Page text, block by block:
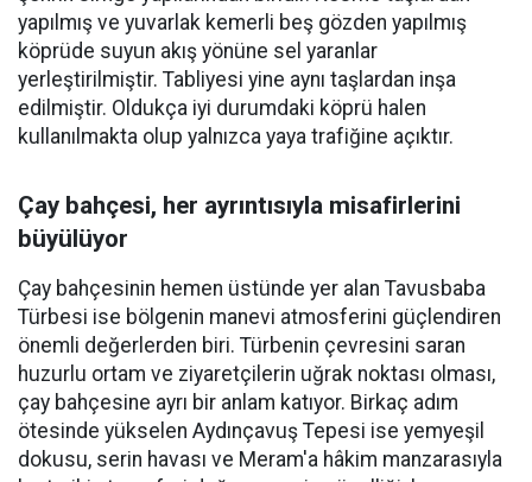
yapılmış ve yuvarlak kemerli beş gözden yapılmış
köprüde suyun akış yönüne sel yaranlar
yerleştirilmiştir. Tabliyesi yine aynı taşlardan inşa
edilmiştir. Oldukça iyi durumdaki köprü halen
kullanılmakta olup yalnızca yaya trafiğine açıktır.
Çay bahçesi, her ayrıntısıyla misafirlerini
büyülüyor
Çay bahçesinin hemen üstünde yer alan Tavusbaba
Türbesi ise bölgenin manevi atmosferini güçlendiren
önemli değerlerden biri. Türbenin çevresini saran
huzurlu ortam ve ziyaretçilerin uğrak noktası olması,
çay bahçesine ayrı bir anlam katıyor. Birkaç adım
ötesinde yükselen Aydınçavuş Tepesi ise yemyeşil
dokusu, serin havası ve Meram'a hâkim manzarasıyla